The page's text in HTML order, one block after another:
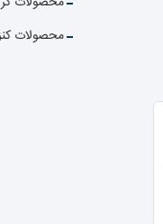
محصولات